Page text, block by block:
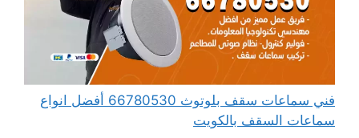
فني سماعات سقف بلوتوث 66780530 أفضل انواع
سماعات السقف بالكويت